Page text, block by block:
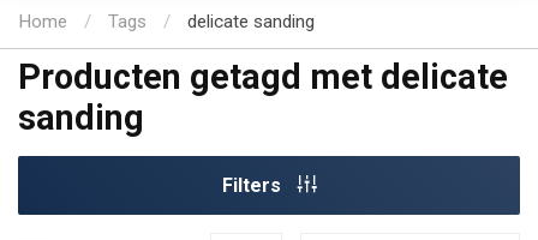
Home / Tags / delicate sanding
Producten getagd met delicate
sanding
Filters